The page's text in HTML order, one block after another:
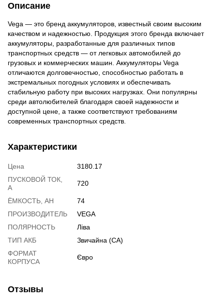
Описание
Vega — это бренд аккумуляторов, известный своим высоким
качеством и надежностью. Продукция этого бренда включает
аккумуляторы, разработанные для различных типов
транспортных средств — от легковых автомобилей до
грузовых и коммерческих машин. Аккумуляторы Vega
отличаются долговечностью, способностью работать в
экстремальных погодных условиях и обеспечивать
стабильную работу при высоких нагрузках. Они популярны
среди автолюбителей благодаря своей надежности и
доступной цене, а также соответствуют требованиям
современных транспортных средств.
Характеристики
Цена
3180.17
ПУСКОВОЙ ТОК,
А
720
ЁМКОСТЬ, АH
74
ПРОИЗВОДИТЕЛЬ
VEGA
ПОЛЯРНОСТЬ
Ліва
ТИП АКБ
Звичайна (CA)
ФОРМАТ
КОРПУСА
Євро
Отзывы